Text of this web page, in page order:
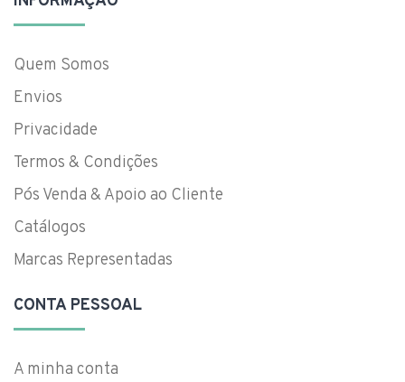
Quem Somos
Envios
Privacidade
Termos & Condições
Pós Venda & Apoio ao Cliente
Catálogos
Marcas Representadas
CONTA PESSOAL
A minha conta